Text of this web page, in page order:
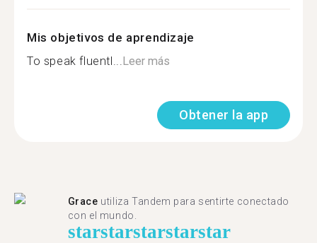
Mis objetivos de aprendizaje
To speak fluentl...Leer más
Obtener la app
Grace utiliza Tandem para sentirte conectado
con el mundo.
starstarstarstarstar